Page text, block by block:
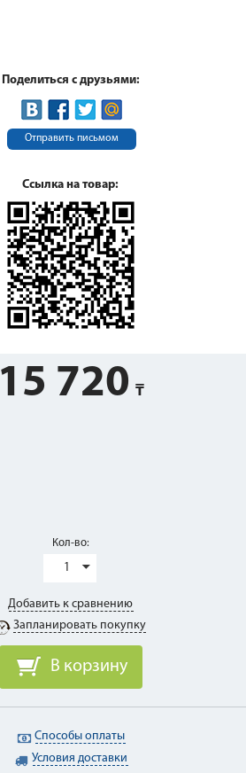
Поделиться с друзьями:
Отправить письмом
Ссылка на товар:
15 720
Кол-во:
1
Добавить к сравнению
Запланировать покупку
В корзину
Способы оплаты
Условия доставки